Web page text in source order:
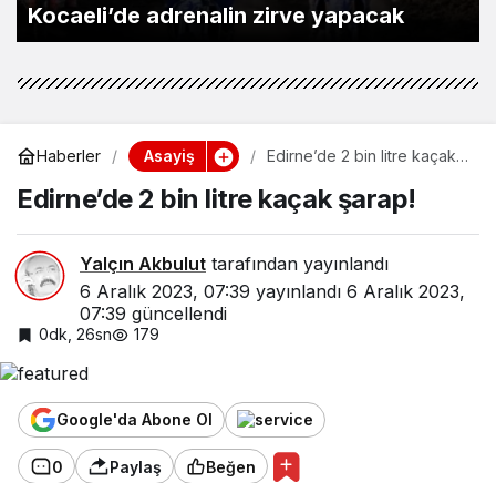
Kocaeli’de adrenalin zirve yapacak
Haberler Asayiş
Edirne’de 2 bin litre kaçak
Edirne’de 2 bin litre kaçak şarap!
Yalçın Akbulut tarafından yayınlandı
6 Aralık 2023, 07:39 yayınlandı 6 Aralık 2023,
07:39 güncellendi
0dk, 26sn 179
Google'da Abone Ol
0 Paylaş Beğen